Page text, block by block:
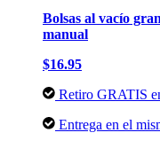
Bolsas al vacío
manual
$16.95
Retiro GRATIS
Entrega en el